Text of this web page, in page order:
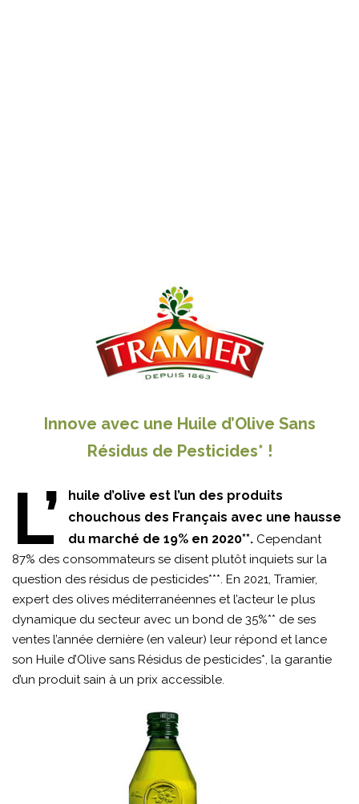
Innove avec une Huile d’Olive Sans
Résidus de Pesticides* !
L’
huile d’olive est l’un des produits
chouchous des Français avec une hausse
du marché de 19% en 2020**. Cependant
87% des consommateurs se disent plutôt inquiets sur la
question des résidus de pesticides***. En 2021, Tramier,
expert des olives méditerranéennes et l’acteur le plus
dynamique du secteur avec un bond de 35%** de ses
ventes l’année dernière (en valeur) leur répond et lance
son Huile d’Olive sans Résidus de pesticides*, la garantie
d’un produit sain à un prix accessible.